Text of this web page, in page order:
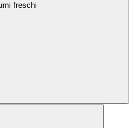
freschi